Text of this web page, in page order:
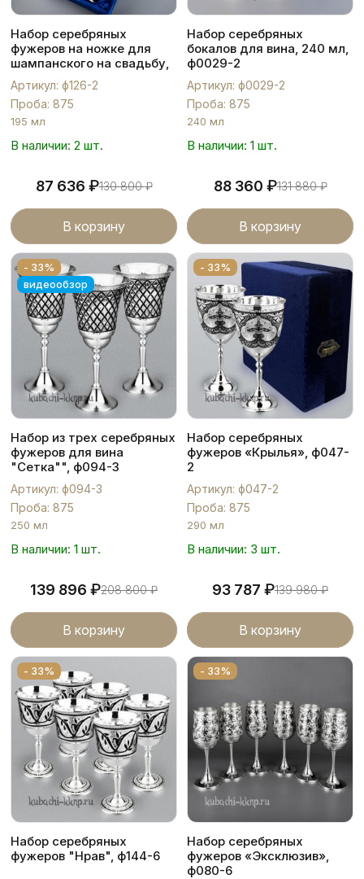
Набор серебряных
фужеров на ножке для
шампанского на свадьбу,
ф126-2
Артикул: ф126-2
Проба: 875
195 мл
В наличии: 2 шт.
87 636 ₽130 800₽
В корзину
Набор серебряных
бокалов для вина, 240 мл,
ф0029-2
Артикул: ф0029-2
Проба: 875
240 мл
В наличии: 1 шт.
88 360 ₽131 880₽
В корзину
- 33%
видеообзор
Набор из трех серебряных
фужеров для вина
"Сетка"", ф094-3
Артикул: ф094-3
Проба: 875
250 мл
В наличии: 1 шт.
139 896 ₽208 800₽
В корзину
- 33%
Набор серебряных
фужеров «Крылья», ф047-
2
Артикул: ф047-2
Проба: 875
290 мл
В наличии: 3 шт.
93 787 ₽139 980₽
В корзину
- 33%
Набор серебряных
фужеров "Нрав", ф144-6
- 33%
Набор серебряных
фужеров «Эксклюзив»,
ф080-6